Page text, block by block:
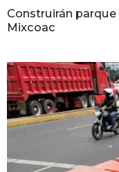
Construirán
Mixcoac